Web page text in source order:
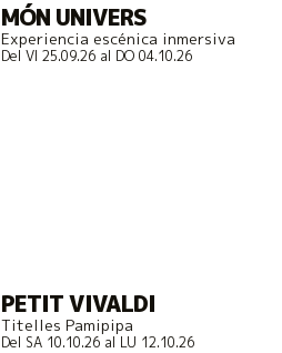
MÓN UNIVERS
Experiencia escénica inmersiva
Del VI 25.09.26al DO 04.10.26
PETIT VIVALDI
Titelles Pamipipa
Del SA 10.10.26al LU 12.10.26